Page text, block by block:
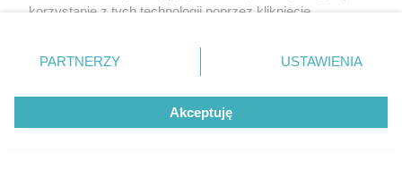
korzystanie z tych technologii poprzez kliknięcie
zmienić/wycofać klikając przycisk ustawień prywatności
znajdujący się w lewym dolnym rogu strony
rodzaje przetwarzania danych nie wymagają zgody
użytkownika, ale masz prawo sprzeciwić się takiemu
przetwarzaniu. Preferencje będą miały zastosowanie tylko
PARTNERZY USTAWIENIA
Akceptuję